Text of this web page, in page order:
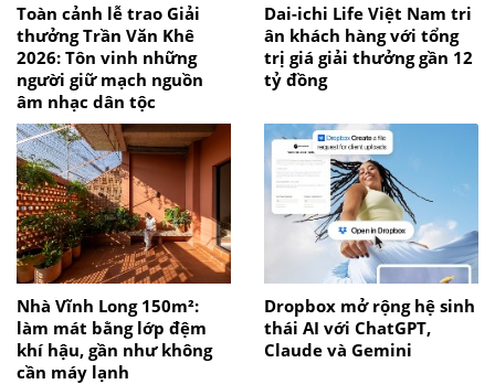
Toàn cảnh lễ trao Giải
thưởng Trần Văn Khê
2026: Tôn vinh những
người giữ mạch nguồn
âm nhạc dân tộc
Dai-ichi Life Việt Nam tri
ân khách hàng với tổng
trị giá giải thưởng gần 12
tỷ đồng
Nhà Vĩnh Long 150m²:
làm mát bằng lớp đệm
khí hậu, gần như không
cần máy lạnh
Dropbox mở rộng hệ sinh
thái AI với ChatGPT,
Claude và Gemini